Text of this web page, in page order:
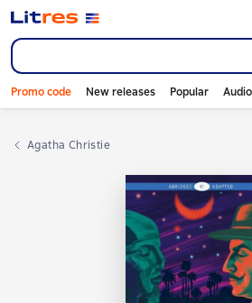
Promo code New releases Popular
Agatha Christie